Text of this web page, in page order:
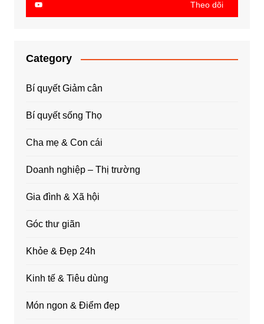
Theo dõi
Category
Bí quyết Giảm cân
Bí quyết sống Thọ
Cha mẹ & Con cái
Doanh nghiệp – Thị trường
Gia đình & Xã hội
Góc thư giãn
Khỏe & Đẹp 24h
Kinh tế & Tiêu dùng
Món ngon & Điểm đẹp